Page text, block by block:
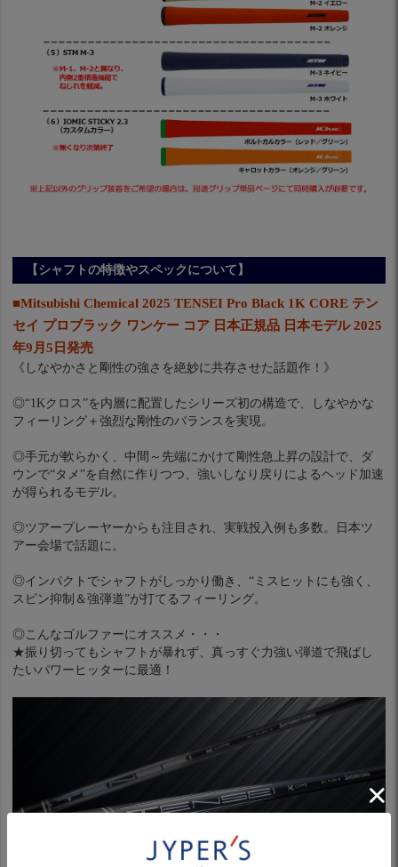
【シャフトの特徴やスペックについて】
■Mitsubishi Chemical 2025 TENSEI Pro Black 1K CORE テン
セイ プロブラック ワンケー コア 日本正規品 日本モデル 2025
年9月5日発売
《しなやかさと剛性の強さを絶妙に共存させた話題作！》
◎“1Kクロス”を内層に配置したシリーズ初の構造で、しなやかな
フィーリング＋強烈な剛性のバランスを実現。
◎手元が軟らかく、中間～先端にかけて剛性急上昇の設計で、ダ
ウンで“タメ”を自然に作りつつ、強いしなり戻りによるヘッド加速
が得られるモデル。
◎ツアープレーヤーからも注目され、実戦投入例も多数。日本ツ
アー会場で話題に。
◎インパクトでシャフトがしっかり働き、“ミスヒットにも強く、
スピン抑制＆強弾道”が打てるフィーリング。
◎こんなゴルファーにオススメ・・・
★振り切ってもシャフトが暴れず、真っすぐ力強い弾道で飛ばし
たいパワーヒッターに最適！